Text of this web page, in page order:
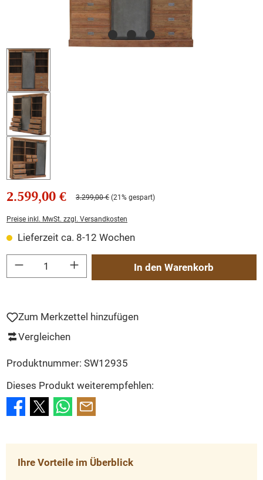
2.599,00 € 3.299,00 € (21% gespart)
Preise inkl. MwSt. zzgl. Versandkosten
Lieferzeit ca. 8-12 Wochen
Produkt Anzahl: Gib den gewünschten Wert ein oder benutze die Schaltflächen
In den Warenkorb
Zum Merkzettel hinzufügen
Vergleichen
Produktnummer: SW12935
Dieses Produkt weiterempfehlen:
Ihre Vorteile im Überblick